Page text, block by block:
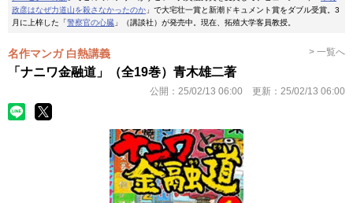
政彦はなぜ力道山を殺さなかったのか 」で大宅壮一賞と新潮ドキュメント賞をダブル受賞。3
月に上梓した「警察官の心臓 」（講談社）が発売中。現在、拓殖大学客員教授。
名作マンガ 白熱講義 > 一覧へ
「ナニワ金融道」（全19巻）青木雄二著
公開： 25/02/13 06:00 更新： 25/02/13 06:00